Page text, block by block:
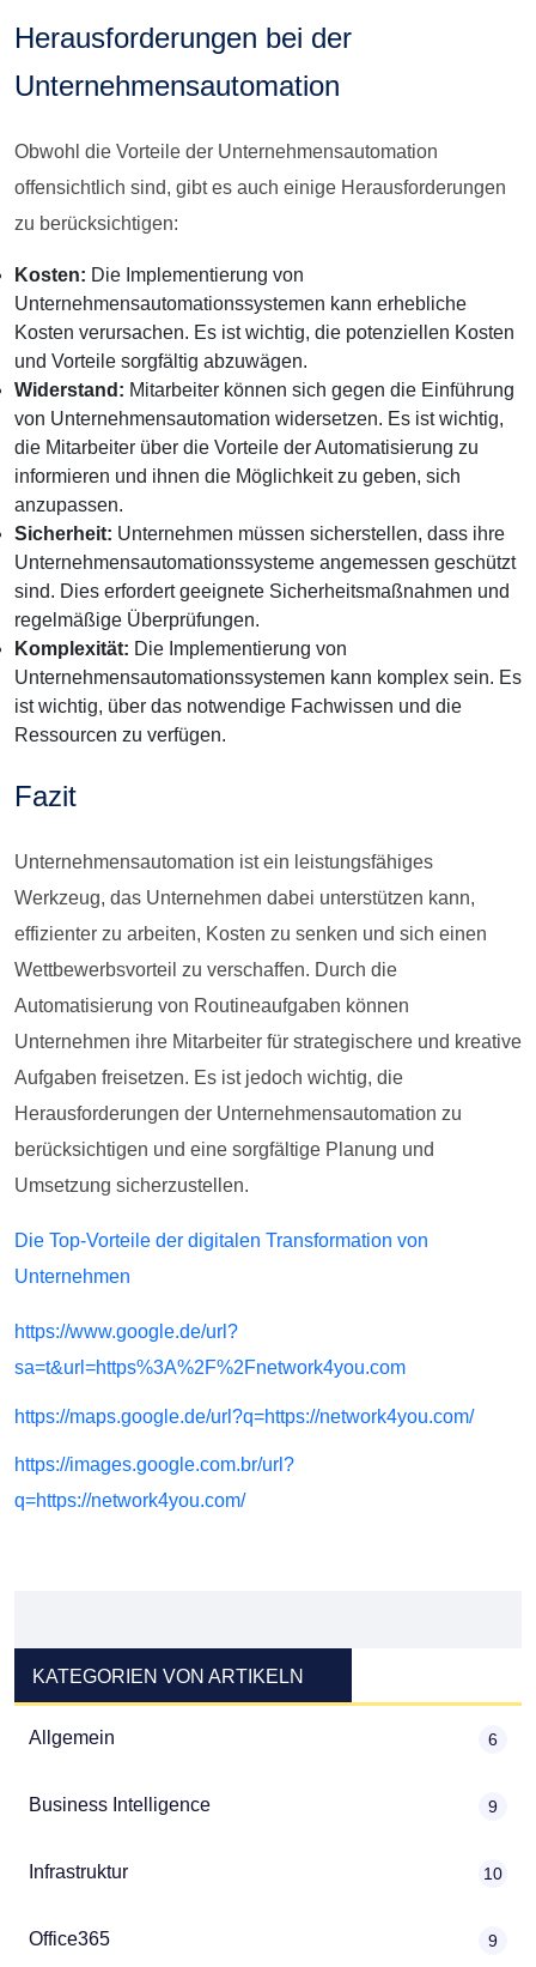
Herausforderungen bei der
Unternehmensautomation
Obwohl die Vorteile der Unternehmensautomation
offensichtlich sind, gibt es auch einige Herausforderungen
zu berücksichtigen:
Kosten: Die Implementierung von
Unternehmensautomationssystemen kann erhebliche
Kosten verursachen. Es ist wichtig, die potenziellen Kosten
und Vorteile sorgfältig abzuwägen.
Widerstand: Mitarbeiter können sich gegen die Einführung
von Unternehmensautomation widersetzen. Es ist wichtig,
die Mitarbeiter über die Vorteile der Automatisierung zu
informieren und ihnen die Möglichkeit zu geben, sich
anzupassen.
Sicherheit: Unternehmen müssen sicherstellen, dass ihre
Unternehmensautomationssysteme angemessen geschützt
sind. Dies erfordert geeignete Sicherheitsmaßnahmen und
regelmäßige Überprüfungen.
Komplexität: Die Implementierung von
Unternehmensautomationssystemen kann komplex sein. Es
ist wichtig, über das notwendige Fachwissen und die
Ressourcen zu verfügen.
Fazit
Unternehmensautomation ist ein leistungsfähiges
Werkzeug, das Unternehmen dabei unterstützen kann,
effizienter zu arbeiten, Kosten zu senken und sich einen
Wettbewerbsvorteil zu verschaffen. Durch die
Automatisierung von Routineaufgaben können
Unternehmen ihre Mitarbeiter für strategischere und kreative
Aufgaben freisetzen. Es ist jedoch wichtig, die
Herausforderungen der Unternehmensautomation zu
berücksichtigen und eine sorgfältige Planung und
Umsetzung sicherzustellen.
Die Top-Vorteile der digitalen Transformation von
Unternehmen
https://www.google.de/url?
sa=t&url=https%3A%2F%2Fnetwork4you.com
https://maps.google.de/url?q=https://network4you.com/
https://images.google.com.br/url?
q=https://network4you.com/
KATEGORIEN VON ARTIKELN
Allgemein 6
Business Intelligence 9
Infrastruktur 10
Office365 9